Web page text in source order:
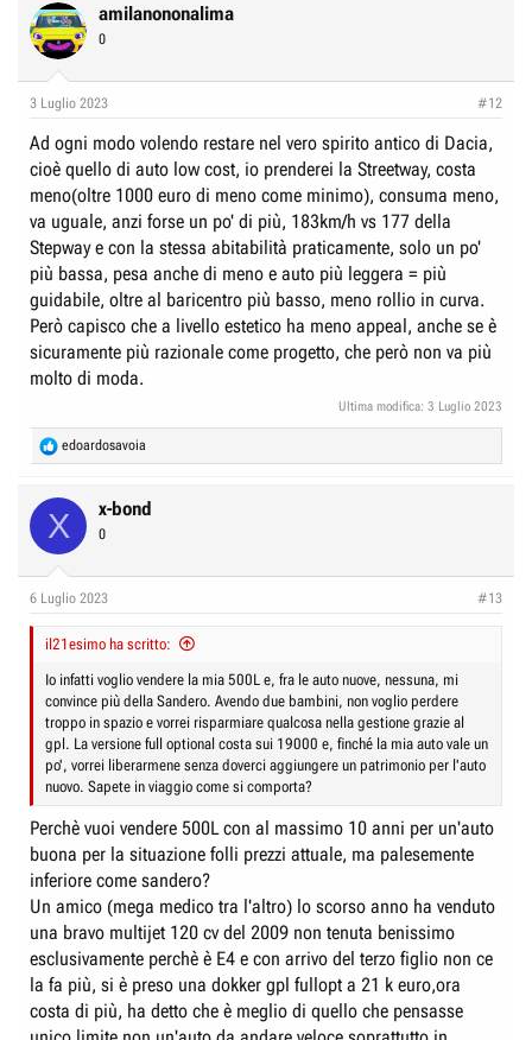
amilanononalima
0
3 Luglio 2023 #12
Ad ogni modo volendo restare nel vero spirito antico di Dacia,
cioè quello di auto low cost, io prenderei la Streetway, costa
meno(oltre 1000 euro di meno come minimo), consuma meno,
va uguale, anzi forse un po' di più, 183km/h vs 177 della
Stepway e con la stessa abitabilità praticamente, solo un po'
più bassa, pesa anche di meno e auto più leggera = più
guidabile, oltre al baricentro più basso, meno rollio in curva.
Però capisco che a livello estetico ha meno appeal, anche se è
sicuramente più razionale come progetto, che però non va più
molto di moda.
Ultima modifica: 3 Luglio 2023
R
e
t
s
edoardosavoia
X x-bond
0
6 Luglio 2023 #13
il21esimo ha scritto:
Io infatti voglio vendere la mia 500L e, fra le auto nuove, nessuna, mi
convince più della Sandero. Avendo due bambini, non voglio perdere
troppo in spazio e vorrei risparmiare qualcosa nella gestione grazie al
gpl. La versione full optional costa sui 19000 e, finché la mia auto vale un
po', vorrei liberarmene senza doverci aggiungere un patrimonio per l'auto
nuovo. Sapete in viaggio come si comporta?
Perchè vuoi vendere 500L con al massimo 10 anni per un'auto
buona per la situazione folli prezzi attuale, ma palesemente
inferiore come sandero?
Un amico (mega medico tra l'altro) lo scorso anno ha venduto
una bravo multijet 120 cv del 2009 non tenuta benissimo
esclusivamente perchè è E4 e con arrivo del terzo figlio non ce
la fa più, si è preso una dokker gpl fullopt a 21 k euro,ora
costa di più, ha detto che è meglio di quello che pensasse